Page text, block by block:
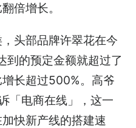
倍增长。
头部品牌许翠花在今
到的预定金额就超过了
长超过500%。高爷
「电商在线」，这一
快新产线的搭建速